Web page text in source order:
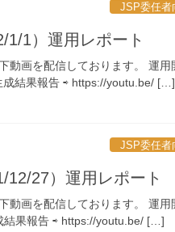
JSP委任者
1/1）運用レポート
動画を配信しております。 運用
結果報告 ⇨ https://youtu.be/ […]
JSP委任者
12/27）運用レポート
動画を配信しております。 運用
果報告 ⇨ https://youtu.be/ […]